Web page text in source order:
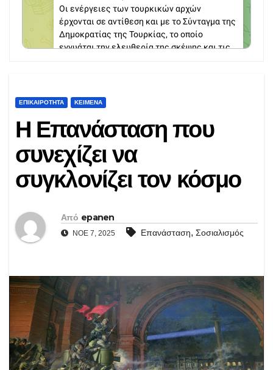
ΕΠΙΚΑΙΡΌΤΗΤΑ ΚΕΊΜΕΝΑ
Η Επανάσταση που
συνεχίζει να
συγκλονίζει τον κόσμο
Από epanen
ΝΟΈ 7, 2025 Επανάσταση, Σοσιαλισμός